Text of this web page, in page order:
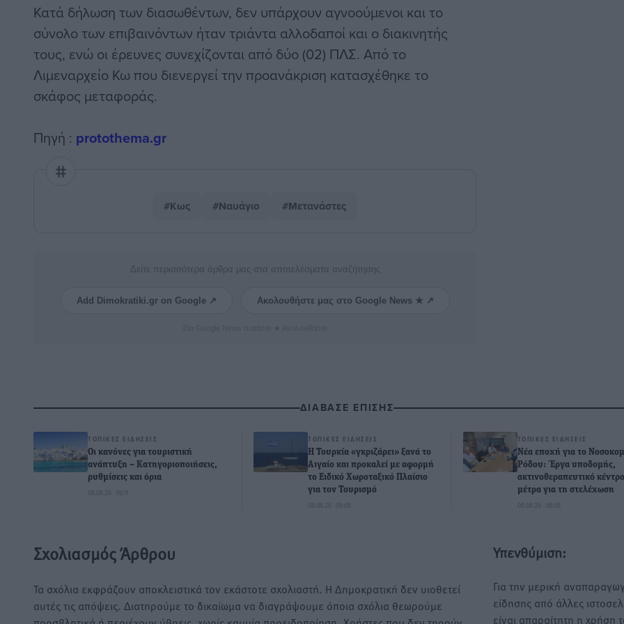
Κατά δήλωση των διασωθέντων, δεν υπάρχουν αγνοούμενοι και το
σύνολο των επιβαινόντων ήταν τριάντα αλλοδαποί και ο διακινητής
τους, ενώ οι έρευνες συνεχίζονται από δύο (02) ΠΛΣ. Από το
Λιμεναρχείο Κω που διενεργεί την προανάκριση κατασχέθηκε το
σκάφος μεταφοράς.
Πηγή : protothema.gr
#Κως #Ναυάγιο #Μετανάστες
Δείτε περισσότερα άρθρα μας στα αποτελέσματα αναζήτησης
Add Dimokratiki.gr on Google ↗ Ακολουθήστε μας στο Google News ★ ↗
ΔΙΑΒΑΣΕ ΕΠΙΣΗΣ
ΤΟΠΙΚΈΣ ΕΙΔΉΣΕΙΣ
Οι κανόνες για τουριστική
ανάπτυξη – Κατηγοριοποιήσεις,
ρυθμίσεις και όρια
08.08.26 · 09:11
ΤΟΠΙΚΈΣ ΕΙΔΉΣΕΙΣ
Η Τουρκία «γκριζάρει» ξανά το
Αιγαίο και προκαλεί με αφορμή
το Ειδικό Χωροταξικό Πλαίσιο
για τον Τουρισμό
08.08.26 · 09:05
ΤΟΠΙΚΈΣ ΕΙΔΉΣΕΙΣ
Νέα εποχή για το
Ρόδου: Έργα υποδομής,
ακτινοθεραπευτικό
μέτρα για τη στελέχωση
08.08.26 · 08:08
Σχολιασμός Άρθρου
Τα σχόλια εκφράζουν αποκλειστικά τον εκάστοτε σχολιαστή. Η Δημοκρατική δεν υιοθετεί
αυτές τις απόψεις. Διατηρούμε το δικαίωμα να διαγράψουμε όποια σχόλια θεωρούμε
Υπενθύμιση:
Για την μερική
είδησης από άλλες
είναι απαραίτητη η χρήση